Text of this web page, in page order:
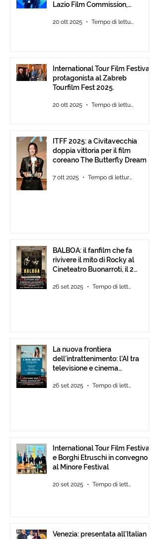
Lazio Film Commission,
Musica Roma, consegna degli
20 ott 2025 Tempo di lettura: 2 min
International Tour Film Festival
protagonista al Zabreb
Tourfilm Fest 2025.
20 ott 2025 Tempo di lettura: 1 min
ITFF 2025: a Civitavecchia
doppia vittoria per il film
coreano The Butterfly Dream
7 ott 2025 Tempo di lettura: 4 min
BALBOA: il fanfilm che fa
rivivere il mito di Rocky al
Cineteatro Buonarroti, il 2
26 set 2025 Tempo di lettura: 1 min
La nuova frontiera
dell’intrattenimento: l’AI tra
televisione e cinema
26 set 2025 Tempo di lettura: 1 min
International Tour Film Festival
e Borghi Etruschi in convegno
al Minore Festival
20 set 2025 Tempo di lettura: 1 min
Venezia: presentata all’Italian